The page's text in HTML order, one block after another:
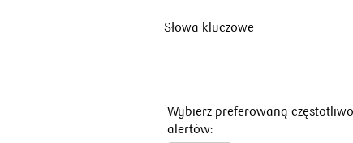
Słowa kluczowe
Wybierz preferowaną
alertów: